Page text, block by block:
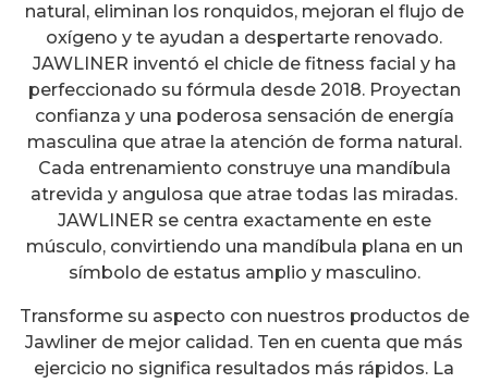
natural, eliminan los ronquidos, mejoran el flujo de
oxígeno y te ayudan a despertarte renovado.
JAWLINER inventó el chicle de fitness facial y ha
perfeccionado su fórmula desde 2018. Proyectan
confianza y una poderosa sensación de energía
masculina que atrae la atención de forma natural.
Cada entrenamiento construye una mandíbula
atrevida y angulosa que atrae todas las miradas.
JAWLINER se centra exactamente en este
músculo, convirtiendo una mandíbula plana en un
símbolo de estatus amplio y masculino.
Transforme su aspecto con nuestros productos de
Jawliner de mejor calidad. Ten en cuenta que más
ejercicio no significa resultados más rápidos. La